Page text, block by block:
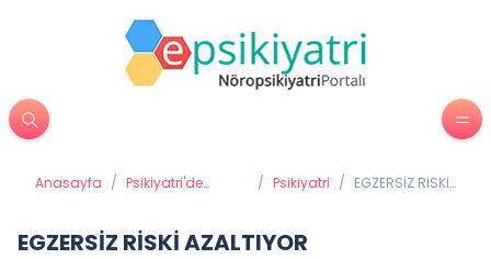
Anasayfa / Psikiyatri'de
/ Psikiyatri / EGZERSİZ RİSKİ
EGZERSİZ RİSKİ AZALTIYOR